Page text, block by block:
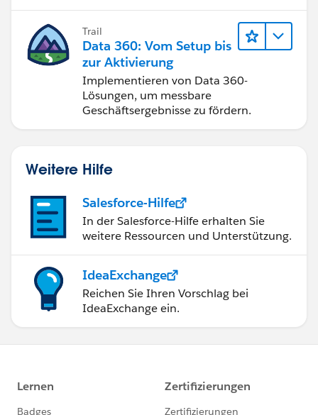
Trail
Data 360: Vom Setup bis
zur Aktivierung
Implementieren von Data 360-
Lösungen, um messbare
Geschäftsergebnisse zu fördern.
Weitere Hilfe
Salesforce-Hilfe
In der Salesforce-Hilfe erhalten Sie
weitere Ressourcen und Unterstützung.
IdeaExchange
Reichen Sie Ihren Vorschlag bei
IdeaExchange ein.